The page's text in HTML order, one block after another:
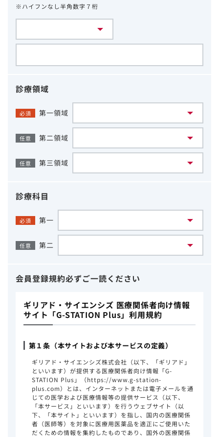
※ハイフンなし半角数字７桁
診療領域
必須 第一領域
任意 第二領域
任意 第三領域
診療科目
必須 第一
任意 第二
会員登録規約必ずご一読ください
ギリアド・サイエンシズ 医療関係者向け情報
サイト「G-STATION Plus」利用規約
第１条（本サイトおよび本サービスの定義）
ギリアド・サイエンシズ株式会社（以下、「ギリアド」
といいます）が提供する医療関係者向け情報「G-
STATION Plus」（https://www.g-station-
plus.com）とは、インターネットまたは電子メールを通
じての医学および医療情報等の提供サービス（以下、
「本サービス」といいます）を行うウェブサイト（以
下、「本サイト」といいます）を指し、国内の医療関係
者（医師等）を対象に医療用医薬品を適正にご使用いた
だくための情報を集約したものであり、国外の医療関係